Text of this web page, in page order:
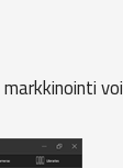
voi